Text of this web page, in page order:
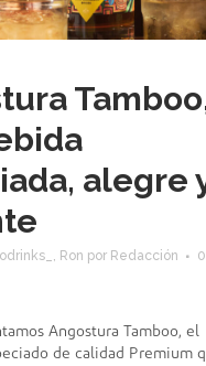
alegre
Ron por Redacción
0
Angostura Tamboo, el
de calidad Premium